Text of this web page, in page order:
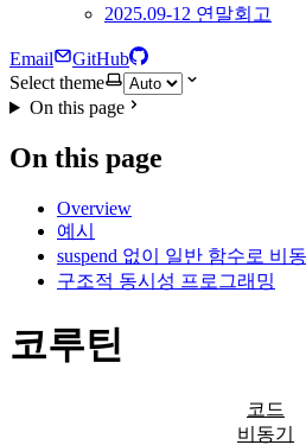
2025.09-12 연말회고
Email
GitHub
Select theme
On this page
On this page
Overview
예시
suspend 없이 일반 함수로 비
구조적 동시성 프로그래밍
코루틴
코드
비동기